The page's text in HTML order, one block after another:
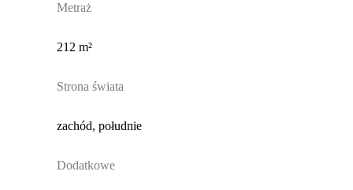
Metraż
212 m²
Strona świata
zachód, południe
Dodatkowe